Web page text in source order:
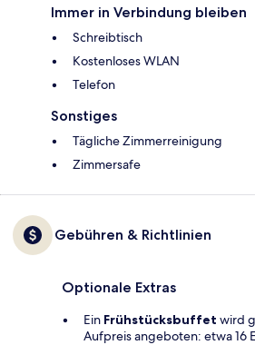
Immer in Verbindung bleiben
Schreibtisch
Kostenloses WLAN
Telefon
Sonstiges
Tägliche Zimmerreinigung
Zimmersafe
Gebühren & Richtlinien
Optionale Extras
Ein Frühstücksbuffet wird
Aufpreis angeboten: etwa 16